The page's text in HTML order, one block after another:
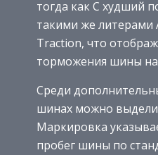
тогда как C худший
такими же литерами
Traction, что
торможения шины
Среди
шинах можно
Маркировка
пробег шины по